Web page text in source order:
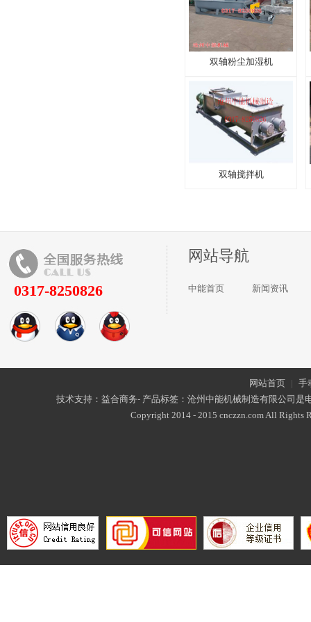
双轴粉尘加湿机
双轴搅拌机
0317-8250826
网站导航
中能首页 新闻资讯
网站首页 | 手
技术支持：益合商务- 产品标签：沧州中能机械制造有限公司是
Copyright 2014 - 2015 cnczzn.com All Rights